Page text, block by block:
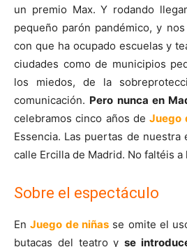
un premio Max. Y rodando
pequeño parón pandémico, y
con que ha ocupado escuelas y
ciudades como de municipios
los miedos, de la
comunicación. Pero nunca en
celebramos cinco años deJuego
Essencia. Las puertas de nuestra
calle Ercilla de Madrid. No faltéis a
Sobre el espectáculo
EnJuego de niñas se omite el
butacas del teatro yse